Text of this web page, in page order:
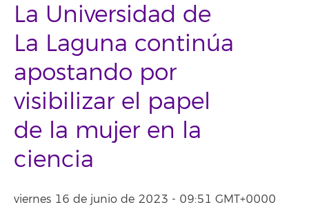
La Universidad de
La Laguna continúa
apostando por
visibilizar el papel
de la mujer en la
ciencia
viernes 16 de junio de 2023 - 09:51 GMT+0000